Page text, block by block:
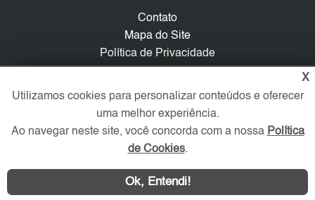
Contato
Mapa do Site
Política de Privacidade
Redes Sociais
X
Utilizamos cookies para personalizar conteúdos e oferecer
uma melhor experiência.
Ao navegar neste site, você concorda com a nossa Política
de Cookies.
Ok, Entendi!